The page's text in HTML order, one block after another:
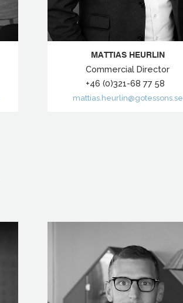
MATTIAS HEURLIN
Commercial Director
+46 (0)321-68 77 58
mattias.heurlin@gotessons.se